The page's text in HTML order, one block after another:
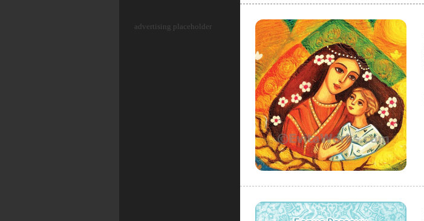
advertising placeholder